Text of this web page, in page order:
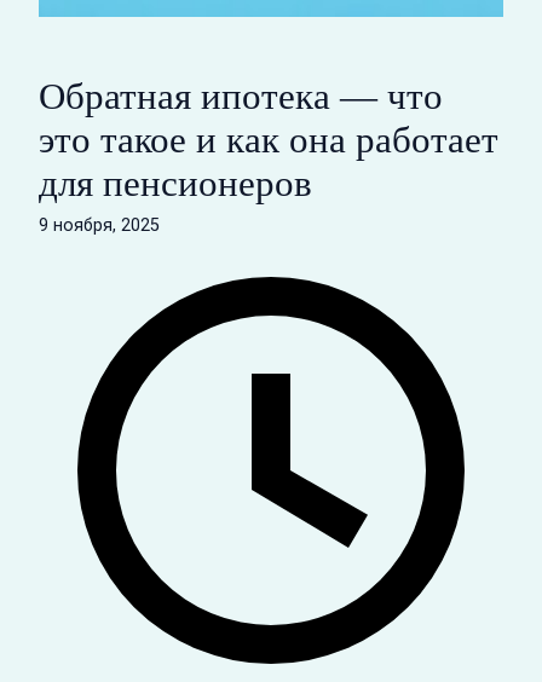
Обратная ипотека — что
это такое и как она работает
для пенсионеров
9 ноября, 2025